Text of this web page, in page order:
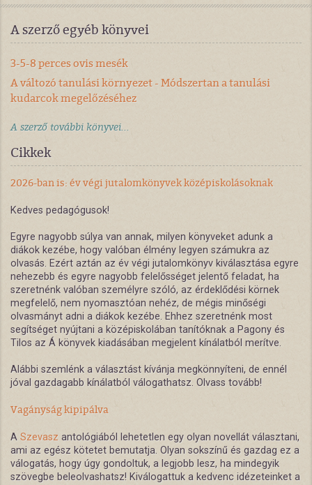
A szerző egyéb könyvei
3-5-8 perces ovis mesék
A változó tanulási környezet - Módszertan a tanulási
kudarcok megelőzéséhez
A szerző további könyvei...
Cikkek
2026-ban is: év végi jutalomkönyvek középiskolásoknak
Kedves pedagógusok!
Egyre nagyobb súlya van annak, milyen könyveket adunk a
diákok kezébe, hogy valóban élmény legyen számukra az
olvasás. Ezért aztán az év végi jutalomkönyv kiválasztása egyre
nehezebb és egyre nagyobb felelősséget jelentő feladat, ha
szeretnénk valóban személyre szóló, az érdeklődési körnek
megfelelő, nem nyomasztóan nehéz, de mégis minőségi
olvasmányt adni a diákok kezébe. Ehhez szeretnénk most
segítséget nyújtani a középiskolában tanítóknak a Pagony és
Tilos az Á könyvek kiadásában megjelent kínálatból merítve.
Alábbi szemlénk a választást kívánja megkönnyíteni, de ennél
jóval gazdagabb kínálatból válogathatsz. Olvass tovább!
Vagányság kipipálva
A Szevasz antológiából lehetetlen egy olyan novellát választani,
ami az egész kötetet bemutatja. Olyan sokszínű és gazdag ez a
válogatás, hogy úgy gondoltuk, a legjobb lesz, ha mindegyik
szövegbe beleolvashatsz! Kiválogattuk a kedvenc idézeteinket a